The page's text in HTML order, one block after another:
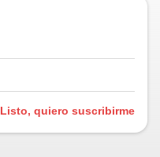
Listo, quiero suscribirme